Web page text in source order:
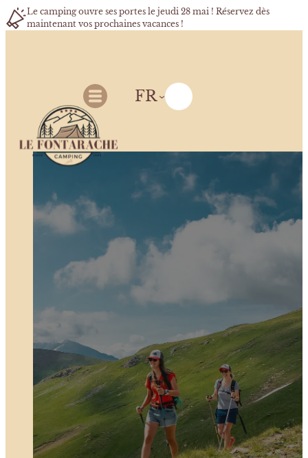
Le camping ouvre ses portes le jeudi 28 mai ! Réservez dès
maintenant vos prochaines vacances !
FR